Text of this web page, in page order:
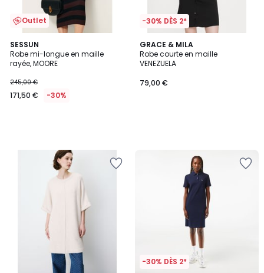
Outlet
SESSUN
Robe mi-longue en maille
rayée, MOORE
245,00 €
171,50 € -30%
-30% DÈS 2*
GRACE & MILA
Robe courte en maille
VENEZUELA
79,00 €
-30% DÈS 2*